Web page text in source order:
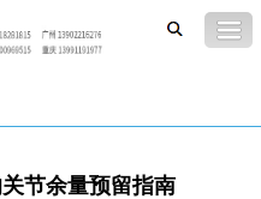
节余量预留指南